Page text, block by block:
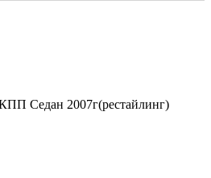
Седан 2007г(рестайлинг)